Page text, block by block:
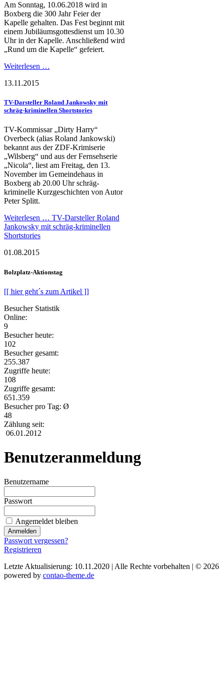
Am Sonntag, 10.06.2018 wird in
Boxberg die 300 Jahr Feier der
Kapelle gehalten. Das Fest beginnt mit
einem Jubiläumsgottesdienst um 10.30
Uhr in der Kapelle. Anschließend wird
„Rund um die Kapelle“ gefeiert.
Weiterlesen …
13.11.2015
TV-Darsteller Roland Jankowsky mit
schräg-kriminellen Shortstories
TV-Kommissar „Dirty Harry“
Overbeck (alias Roland Jankowski)
bekannt aus der ZDF-Krimiserie
„Wilsberg“ und aus der Fernsehserie
„Nicola“, liest am Freitag, den 13.
November im Gemeindehaus in
Boxberg ab 20.00 Uhr schräg-
kriminelle Kurzgeschichten von Autor
Peter Splitt.
Weiterlesen … TV-Darsteller Roland
Jankowsky mit schräg-kriminellen
Shortstories
01.08.2015
Bolzplatz-Aktionstag
[[ hier geht´s zum Artikel ]]
Besucher Statistik
Online:
9
Besucher heute:
102
Besucher gesamt:
255.387
Zugriffe heute:
108
Zugriffe gesamt:
651.359
Besucher pro Tag: Ø
48
Zählung seit:
06.01.2012
Benutzeranmeldung
Benutzername
Passwort
Angemeldet bleiben
Passwort vergessen?
Registrieren
Letzte Aktualisierung: 10.11.2020 | Alle Rechte vorbehalten | © 2026
powered by contao-theme.de